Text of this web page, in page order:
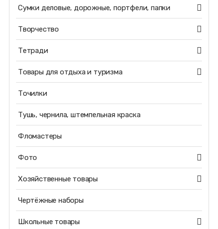
Сумки деловые, дорожные, портфели, папки
Творчество
Тетради
Товары для отдыха и туризма
Точилки
Тушь, чернила, штемпельная краска
Фломастеры
Фото
Хозяйственные товары
Чертёжные наборы
Школьные товары